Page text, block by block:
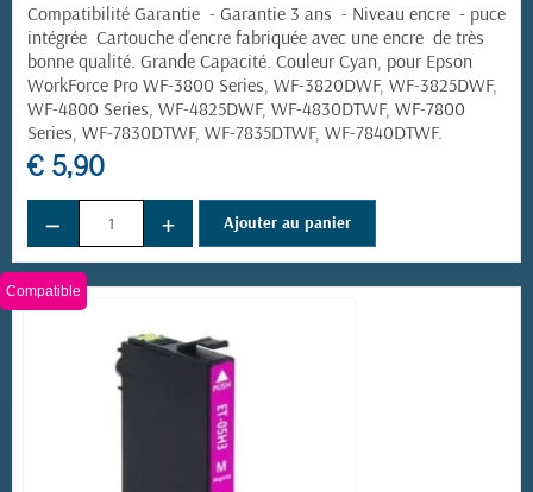
Compatibilité Garantie - Garantie 3 ans - Niveau encre - puce
intégrée Cartouche d'encre fabriquée avec une encre de très
bonne qualité. Grande Capacité. Couleur Cyan, pour Epson
WorkForce Pro WF-3800 Series, WF-3820DWF, WF-3825DWF,
WF-4800 Series, WF-4825DWF, WF-4830DTWF, WF-7800
Series, WF-7830DTWF, WF-7835DTWF, WF-7840DTWF.
€ 5,90
− + Ajouter au panier
Compatible